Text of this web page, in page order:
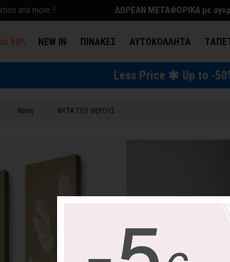
and more..! ΔΩΡΕΑΝ ΜΕΤΑΦΟΡΙΚΑ με
50% NEW IN ΠΙΝΑΚΕΣ ΑΥΤΟΚΟΛΛΗΤΑ
ΕΝΔΥΣΗ &
Less Price Up to -
Φύση ΦΥΤΑ ΤΟΥ ΘΕΡΟΥΣ